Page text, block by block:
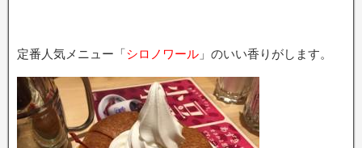
定番人気メニュー「シロノワール 」のいい香りがします。